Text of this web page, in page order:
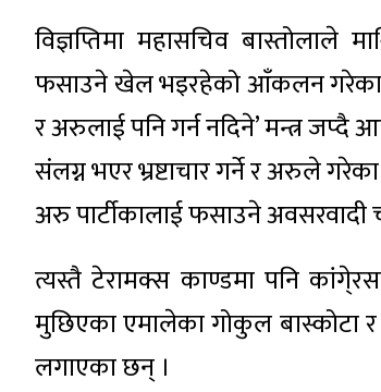
विज्ञप्तिमा महासचिव बास्तोलाले
फसाउने खेल भइरहेको आँकलन गरेका
र अरुलाई पनि गर्न नदिने’ मन्त्र जप्दै
संलग्न भएर भ्रष्टाचार गर्ने र अरुले
अरु पार्टीकालाई फसाउने अवसरवादी
त्यस्तै टेरामक्स काण्डमा पनि
मुछिएका एमालेका गोकुल बास्कोटा र
लगाएका छन् ।